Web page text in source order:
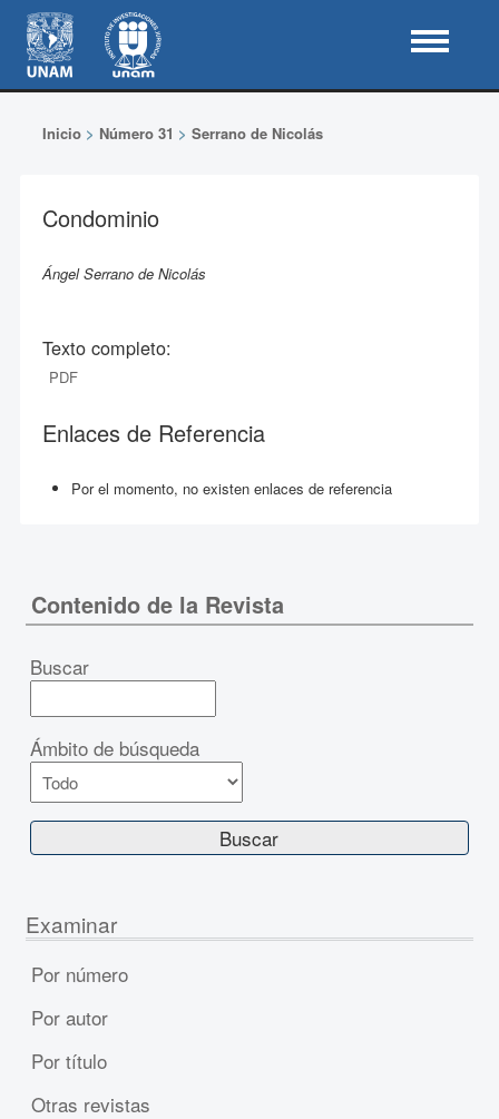
Inicio> Número 31 > Serrano de Nicolás
Condominio
Ángel Serrano de Nicolás
Texto completo:
PDF
Enlaces de Referencia
Por el momento, no existen enlaces de referencia
Contenido de la Revista
Buscar
Ámbito de búsqueda
Examinar
Por número
Por autor
Por título
Otras revistas